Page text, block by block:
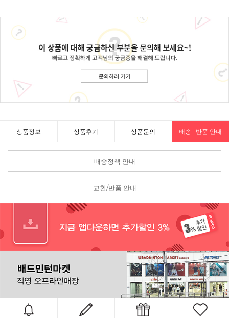
상품정보 상품후기 상품문의 배송 · 반품 안내
배송정책 안내
교환/반품 안내